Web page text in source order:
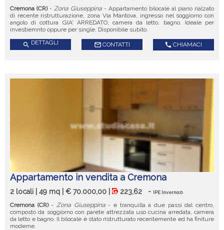
Cremona (CR)- Zona Giuseppina - Appartamento bilocale al piano rialzato
di recente ristrutturazione, zona Via Mantova, ingresso nel soggiorno con
angolo di cottura GIA' ARREDATO, camera da letto, bagno. Ideale per
investiemnto oppure per single. Disponibile subito.
search DETTAGLI mail_outline CONTATTI call CHIAMACI
Appartamento in vendita a Cremona
2 locali | 49 mq | € 70.000,00 | 223,62 - IPE Inverno:0
Cremona (CR)-Zona Giuseppina- e tranquilla a due passi dal centro,
composto da soggiorno con parete attrezzata uso cucina arredata, camera
da letto e bagno. Il bilocale è stato ristrutturato recentemente ed ha finiture
moderne.